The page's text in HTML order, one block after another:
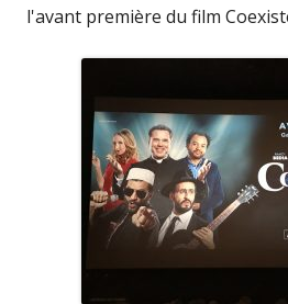
l'avant première du film